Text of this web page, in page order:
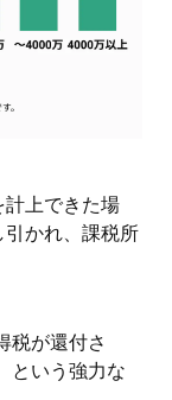
上できた場
かれ、課税所
税が還付さ
という強力な